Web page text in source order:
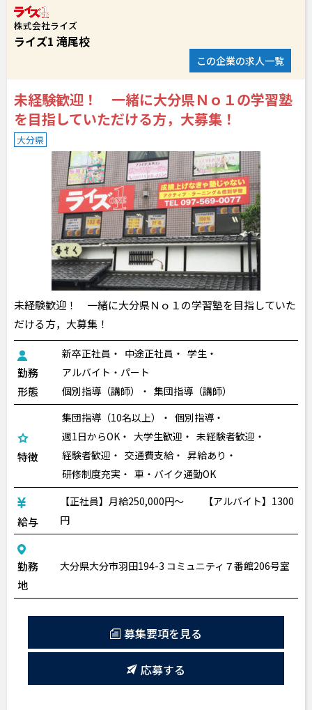
株式会社ライズ
ライズ1 滝尾校
この企業の求人一覧
未経験歓迎！ 一緒に大分県Ｎｏ１の学習塾
を目指していただける方，大募集！
大分県
未経験歓迎！ 一緒に大分県Ｎｏ１の学習塾を目指していた
だける方，大募集！
勤務
形態
新卒正社員 中途正社員
学生
アルバイト・パート
個別指導（講師）
集団指導（講師）
特徴
集団指導（10名以上）
個別指導
週1日からOK
大学生歓迎
未経験者歓迎
経験者歓迎
交通費支給
昇給あり
研修制度充実
車・バイク通勤OK
給与
【正社員】月給250,000円〜 【アルバイト】1300
円
勤務
地
大分県大分市羽田194-3 コミュニティ７番館206号室
募集要項を見る
応募する